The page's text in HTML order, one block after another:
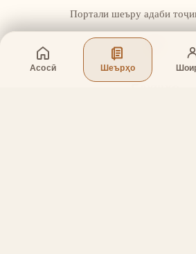
Асосӣ Шеърҳо
Портали шеъру адаби